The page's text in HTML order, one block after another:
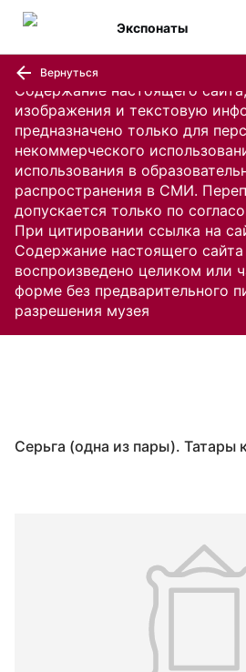
Содержание настоящего
изображения и текстовую
предназначено только для
некоммерческого
использования в
распространения в СМИ.
допускается только по
При цитировании ссылка на
Содержание настоящего
воспроизведено целиком или
форме без предварительного
разрешения музея
Экспонаты
Вернуться
Серьга (одна из пары). Татары